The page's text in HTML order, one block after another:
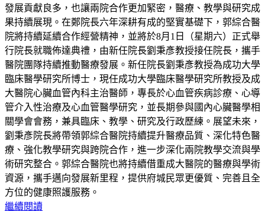
發展貢獻良多，也讓兩院合作更加緊密，醫療、教學與研究成
果持續展現。在鄭院長六年深耕有成的堅實基礎下，郭綜合醫
院將持續延續合作經營精神，並將於8月1日（星期六）正式舉
行院長就職佈達典禮，由新任院長劉秉彥教授接任院長，攜手
醫院團隊持續推動醫療發展。新任院長劉秉彥教授為成功大學
臨床醫學研究所博士，現任成功大學臨床醫學研究所教授及成
大醫院心臟血管內科主治醫師，專長於心血管疾病診療、心導
管介入性治療及心血管醫學研究，並長期參與國內心臟醫學相
關學會會務，兼具臨床、教學、研究及行政歷練。展望未來，
劉秉彥院長將帶領郭綜合醫院持續提升醫療品質、深化特色醫
療、強化教學研究與跨院合作，進一步深化兩院教學交流與學
術研究整合。郭綜合醫院也將持續借重成大醫院的醫療與學術
資源，攜手邁向發展新里程，提供府城民眾更優質、完善且全
方位的健康照護服務。
繼續閱讀